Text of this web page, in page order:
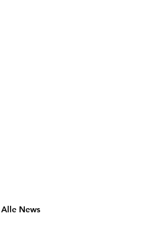
Alle News